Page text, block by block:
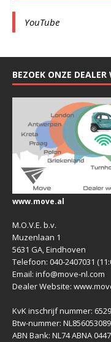
YouTube
BEZOEK ONZE
www.move.al
M.O.V.E. b.v.
Muzenlaan 1
5631 GA, Eindhoven
Telefoon: 040-2407031
Email: info@move-nl.com
Dealer Website:
KvK inschrijf nummer:
Btw-nummer:
ABN Bank: NL74 ABNA